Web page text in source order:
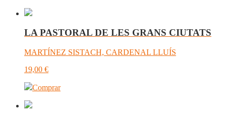
LA PASTORAL DE LES GRANS CIUTATS
MARTÍNEZ SISTACH, CARDENAL LLUÍS
19,00 €
Comprar